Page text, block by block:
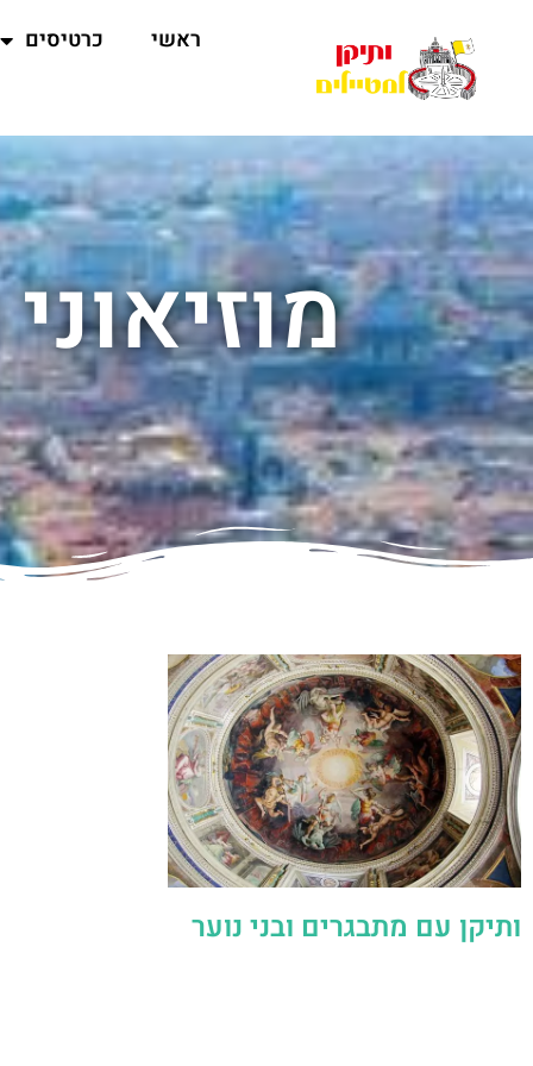
ראשי כרטיסים
ותיקן עם מתבגרים ובני נוער